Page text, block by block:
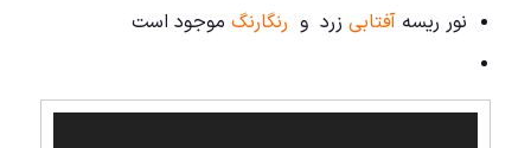
نور ریسه آفتابیزرد و رنگارنگ موجود است